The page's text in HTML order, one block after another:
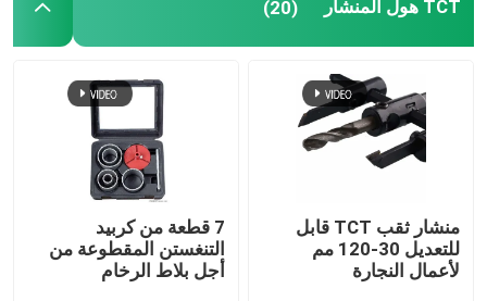
TCT هول المنشار (20)
منشار ثقب TCT قابل
للتعديل 30-120 مم
لأعمال النجارة
7 قطعة من كربيد
التنغستن المقطوعة من
أجل بلاط الرخام